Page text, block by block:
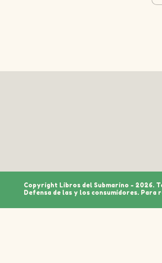
Copyright Libros del Submarino - 2026.
Defensa de las y los consumidores. Para